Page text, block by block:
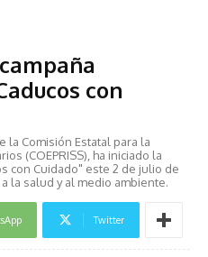
con
la Comisión Estatal para la
(COEPRISS), ha iniciado la
con Cuidado" este 2 de julio de
la salud y al medio ambiente.
Twitter